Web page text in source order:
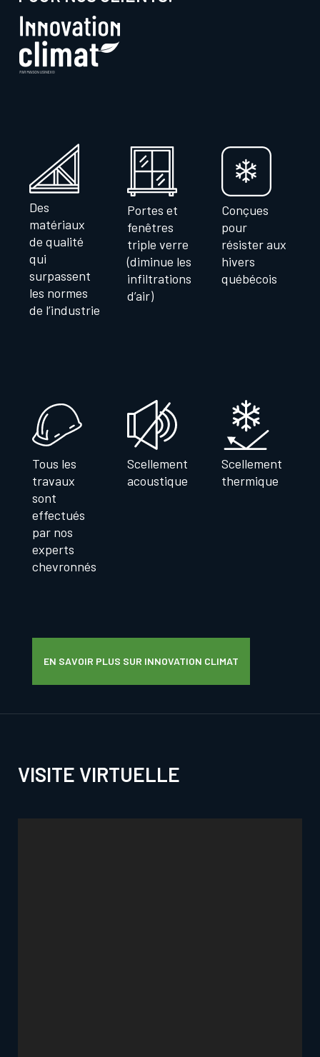
Des
matériaux
de qualité
qui
surpassent
les normes
de l’industrie
Portes et
fenêtres
triple verre
(diminue les
infiltrations
d’air)
Conçues
pour
résister aux
hivers
québécois
Tous les
travaux
sont
effectués
par nos
experts
chevronnés
Scellement
acoustique
Scellement
thermique
EN SAVOIR PLUS SUR INNOVATION CLIMAT
VISITE VIRTUELLE